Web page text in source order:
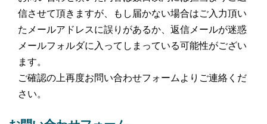
信させて頂きますが、もし届かない場合はご入力頂い
たメールアドレスに誤りがあるか、返信メールが迷惑
メールフォルダに入ってしまっている可能性がござい
ます。
ご確認の上再度お問い合わせフォームよりご連絡くだ
さい。